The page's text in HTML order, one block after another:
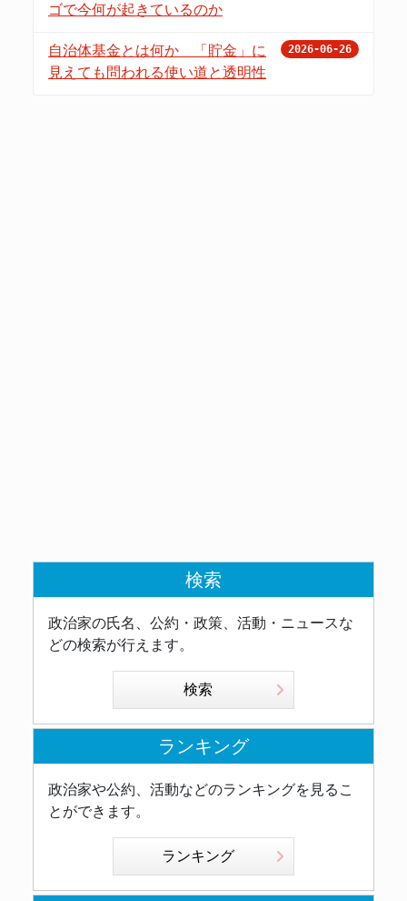
ゴで今何が起きているのか
自治体基金とは何か 「貯金」に
見えても問われる使い道と透明性
2026-06-26
検索
政治家の氏名、公約・政策、活動・ニュースな
どの検索が行えます。
検索
ランキング
政治家や公約、活動などのランキングを見るこ
とができます。
ランキング